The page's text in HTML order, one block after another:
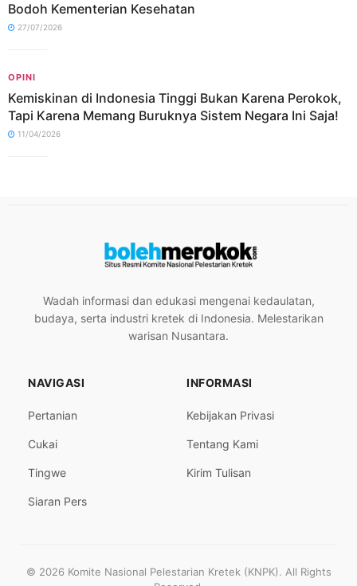
Bodoh Kementerian Kesehatan
27/07/2026
OPINI
Kemiskinan di Indonesia Tinggi Bukan Karena Perokok,
Tapi Karena Memang Buruknya Sistem Negara Ini Saja!
11/04/2026
Wadah informasi dan edukasi mengenai kedaulatan,
budaya, serta industri kretek di Indonesia. Melestarikan
warisan Nusantara.
NAVIGASI
Pertanian
Cukai
Tingwe
Siaran Pers
INFORMASI
Kebijakan Privasi
Tentang Kami
Kirim Tulisan
© 2026 Komite Nasional Pelestarian Kretek (KNPK). All Rights